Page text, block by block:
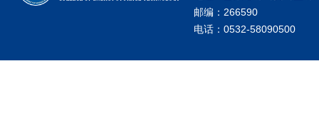
邮编：266590
电话：0532-58090500